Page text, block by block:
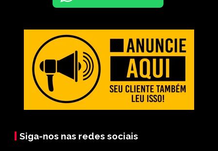
Siga-nos nas redes sociais